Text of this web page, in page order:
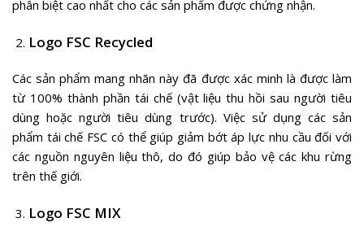
phân biệt cao nhất cho các sản phẩm được chứng nhận.
Logo FSC Recycled
Các sản phẩm mang nhãn này đã được xác minh là được làm
từ 100% thành phần tái chế (vật liệu thu hồi sau người tiêu
dùng hoặc người tiêu dùng trước). Việc sử dụng các sản
phẩm tái chế FSC có thể giúp giảm bớt áp lực nhu cầu đối với
các nguồn nguyên liệu thô, do đó giúp bảo vệ các khu rừng
trên thế giới.
Logo FSC MIX